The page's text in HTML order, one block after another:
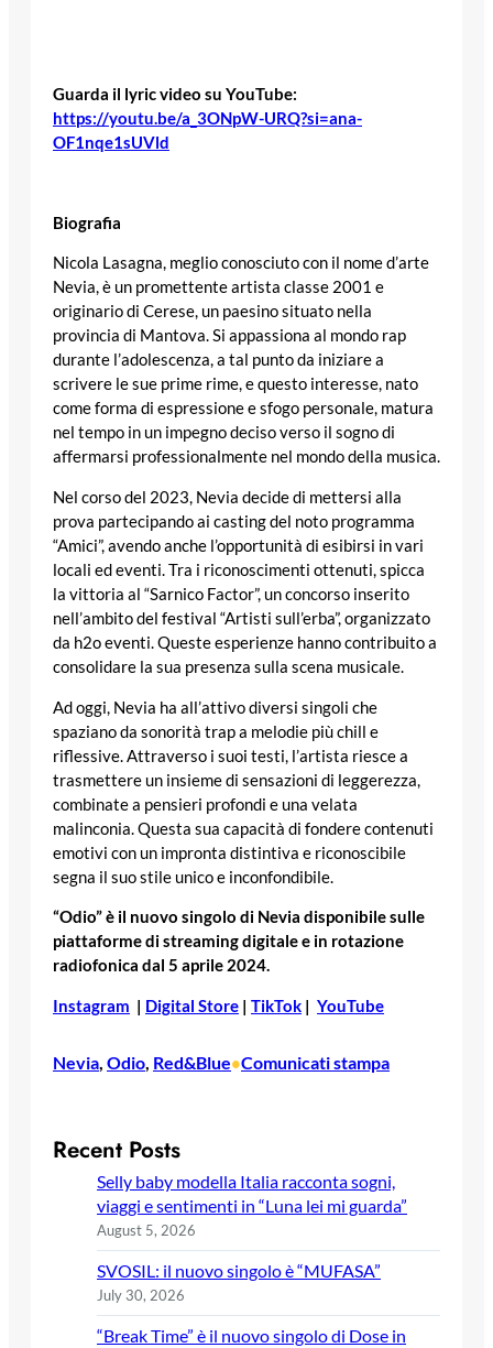
Guarda il lyric video su YouTube:
https://youtu.be/a_3ONpW-URQ?si=ana-
OF1nqe1sUVld
Biografia
Nicola Lasagna, meglio conosciuto con il nome d’arte
Nevia, è un promettente artista classe 2001 e
originario di Cerese, un paesino situato nella
provincia di Mantova. Si appassiona al mondo rap
durante l’adolescenza, a tal punto da iniziare a
scrivere le sue prime rime, e questo interesse, nato
come forma di espressione e sfogo personale, matura
nel tempo in un impegno deciso verso il sogno di
affermarsi professionalmente nel mondo della musica.
Nel corso del 2023, Nevia decide di mettersi alla
prova partecipando ai casting del noto programma
“Amici”, avendo anche l’opportunità di esibirsi in vari
locali ed eventi. Tra i riconoscimenti ottenuti, spicca
la vittoria al “Sarnico Factor”, un concorso inserito
nell’ambito del festival “Artisti sull’erba”, organizzato
da h2o eventi. Queste esperienze hanno contribuito a
consolidare la sua presenza sulla scena musicale.
Ad oggi, Nevia ha all’attivo diversi singoli che
spaziano da sonorità trap a melodie più chill e
riflessive. Attraverso i suoi testi, l’artista riesce a
trasmettere un insieme di sensazioni di leggerezza,
combinate a pensieri profondi e una velata
malinconia. Questa sua capacità di fondere contenuti
emotivi con un impronta distintiva e riconoscibile
segna il suo stile unico e inconfondibile.
“Odio” è il nuovo singolo di Nevia disponibile sulle
piattaforme di streaming digitale e in rotazione
radiofonica dal 5 aprile 2024.
Instagram | Digital Store | TikTok | YouTube
Nevia, Odio, Red&Blue•Comunicati stampa
Recent Posts
Selly baby modella Italia racconta sogni,
viaggi e sentimenti in “Luna lei mi guarda”
August 5, 2026
SVOSIL: il nuovo singolo è “MUFASA”
July 30, 2026
“Break Time” è il nuovo singolo di Dose in